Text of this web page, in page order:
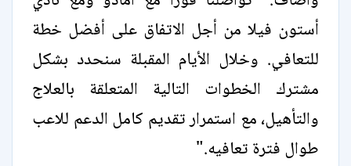
أستون فيلا من أجل الاتفاق على أفضل خطة
للتعافي. وخلال الأيام المقبلة سنحدد بشكل
مشترك الخطوات التالية المتعلقة بالعلاج
والتأهيل، مع استمرار تقديم كامل الدعم للاعب
طوال فترة تعافيه."